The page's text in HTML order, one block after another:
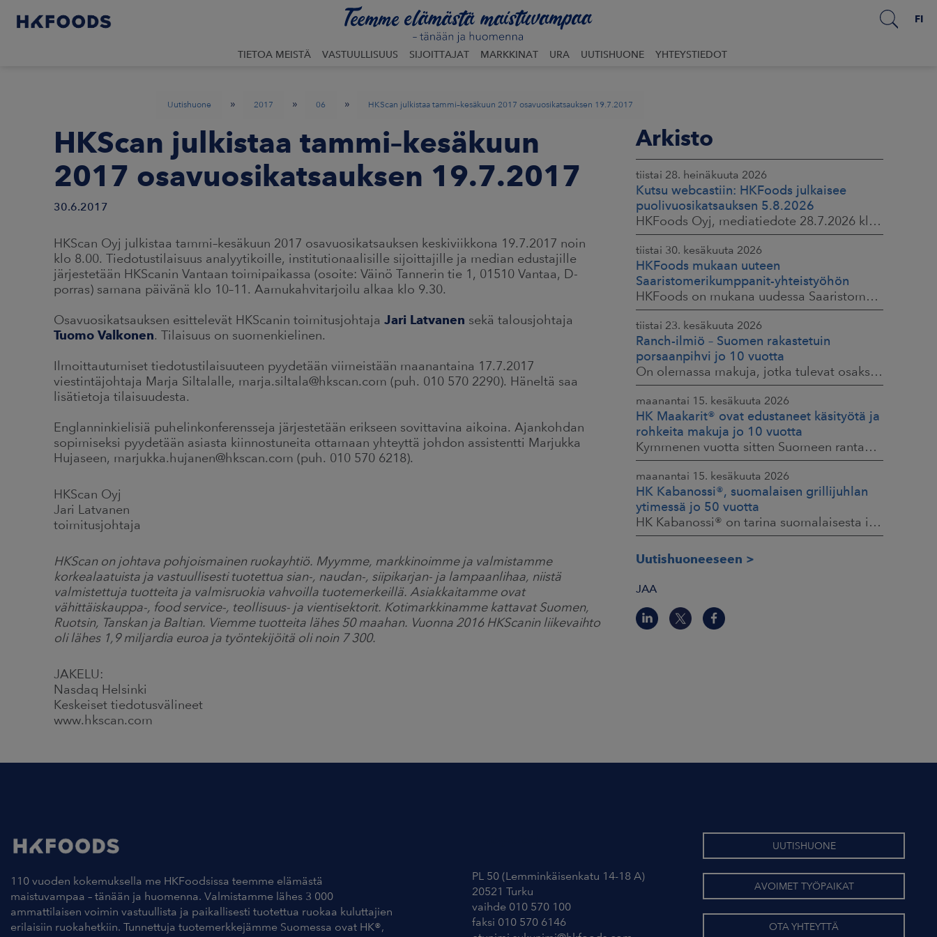
FI
TIETOA MEISTÄ VASTUULLISUUS SIJOITTAJAT MARKKINAT URA UUTISHUONE YHTEYSTIEDOT
Uutishuone » 2017 » 06 » HKScan julkistaa tammi–kesäkuun 2017 osavuosikatsauksen 19.7.2017
HKScan julkistaa tammi–kesäkuun
2017 osavuosikatsauksen 19.7.2017
30.6.2017
HKScan Oyj julkistaa tammi–kesäkuun 2017 osavuosikatsauksen keskiviikkona 19.7.2017 noin
klo 8.00. Tiedotustilaisuus analyytikoille, institutionaalisille sijoittajille ja median edustajille
järjestetään HKScanin Vantaan toimipaikassa (osoite: Väinö Tannerin tie 1, 01510 Vantaa, D-
porras) samana päivänä klo 10–11. Aamukahvitarjoilu alkaa klo 9.30.
Osavuosikatsauksen esittelevät HKScanin toimitusjohtaja Jari Latvanen sekä talousjohtaja
Tuomo Valkonen. Tilaisuus on suomenkielinen.
Ilmoittautumiset tiedotustilaisuuteen pyydetään viimeistään maanantaina 17.7.2017
viestintäjohtaja Marja Siltalalle, marja.siltala@hkscan.com (puh. 010 570 2290). Häneltä saa
lisätietoja tilaisuudesta.
Englanninkielisiä puhelinkonferensseja järjestetään erikseen sovittavina aikoina. Ajankohdan
sopimiseksi pyydetään asiasta kiinnostuneita ottamaan yhteyttä johdon assistentti Marjukka
Hujaseen, marjukka.hujanen@hkscan.com (puh. 010 570 6218).
HKScan Oyj
Jari Latvanen
toimitusjohtaja
HKScan on johtava pohjoismainen ruokayhtiö. Myymme, markkinoimme ja valmistamme
korkealaatuista ja vastuullisesti tuotettua sian-, naudan-, siipikarjan- ja lampaanlihaa, niistä
valmistettuja tuotteita ja valmisruokia vahvoilla tuotemerkeillä. Asiakkaitamme ovat
vähittäiskauppa-, food service-, teollisuus- ja vientisektorit. Kotimarkkinamme kattavat Suomen,
Ruotsin, Tanskan ja Baltian. Viemme tuotteita lähes 50 maahan. Vuonna 2016 HKScanin liikevaihto
oli lähes 1,9 miljardia euroa ja työntekijöitä oli noin 7 300.
JAKELU:
Nasdaq Helsinki
Keskeiset tiedotusvälineet
www.hkscan.com
Arkisto
tiistai 28. heinäkuuta 2026
Kutsu webcastiin: HKFoods julkaisee
puolivuosikatsauksen 5.8.2026
HKFoods Oyj, mediatiedote 28.7.2026 klo 14.00
tiistai 30. kesäkuuta 2026
HKFoods mukaan uuteen
Saaristomerikumppanit-yhteistyöhön
HKFoods on mukana uudessa Saaristomerikumppanit-hankkeessa, joka kokoaa yhteen elintarviketeollisuuden, kaupan, maataloustuottajat ja asiantuntijat. Tavoitteena
tiistai 23. kesäkuuta 2026
Ranch-ilmiö – Suomen rakastetuin
porsaanpihvi jo 10 vuotta
On olemassa makuja, jotka tulevat osaksi yhteisiä ruokahetkiä ja -muistoja. HK® Viljaporsaan fileepihvi Ranch on juuri sellainen. Klassikko, joka on hallinnut
maanantai 15. kesäkuuta 2026
HK Maakarit® ovat edustaneet käsityötä ja
rohkeita makuja jo 10 vuotta
Kymmenen vuotta sitten Suomeen rantautui uusi ilmiö: artesaanihenkisyys. Pienpanimoiden ja käsityöläistuotteiden nostaessa päätään HKFoodsilla tunnistettiin,
maanantai 15. kesäkuuta 2026
HK Kabanossi®, suomalaisen grillijuhlan
ytimessä jo 50 vuotta
HK Kabanossi® on tarina suomalaisesta intohimosta, innovaatiosta ja yhteisistä hetkistä grillin äärellä. Se on legenda, joka ei alkanut suurista strategioista,
Uutishuoneeseen
JAA
110 vuoden kokemuksella me HKFoodsissa teemme elämästä
maistuvampaa – tänään ja huomenna. Valmistamme lähes 3 000
ammattilaisen voimin vastuullista ja paikallisesti tuotettua ruokaa kuluttajien
erilaisiin ruokahetkiin. Tunnettuja tuotemerkkejämme Suomessa ovat HK®,
PL 50 (Lemminkäisenkatu 14-18 A)
20521 Turku
vaihde 010 570 100
faksi 010 570 6146
UUTISHUONE
AVOIMET TYÖPAIKAT
OTA YHTEYTTÄ